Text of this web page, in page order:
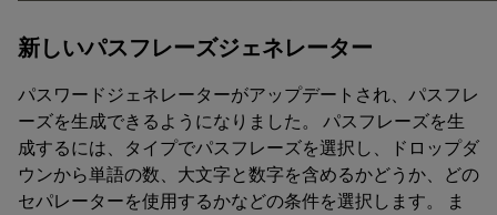
新しいパスフレーズジェネレーター
パスワードジェネレーターがアップデートされ、パスフレ
ーズを生成できるようになりました。 パスフレーズを生
成するには、 タイプでパスフレーズを選択し、ドロップダ
ウンから単語の数、大文字と数字を含めるかどうか、どの
セパレーターを使用するかなどの条件を選択します。 ま